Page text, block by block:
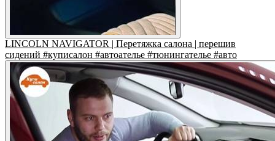
LINCOLN NAVIGATOR | Перетяжка салона | перешив
сидений #куписалон #автоателье #тюнингателье #авто